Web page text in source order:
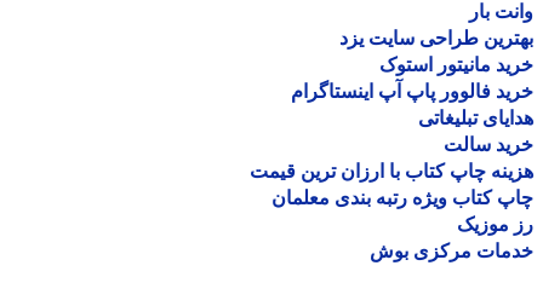
بار
طراحی سایت یزد
مانیتور استوک
فالوور پاپ آپ اینستاگرام
تبلیغاتی
سالت
چاپ کتاب با ارزان ترین قیمت
کتاب ویژه رتبه بندی معلمان
موزیک
مرکزی بوش